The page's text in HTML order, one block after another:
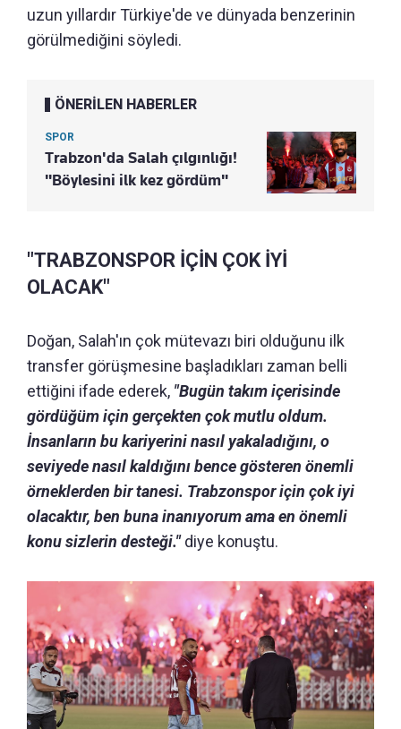
uzun yıllardır Türkiye'de ve dünyada benzerinin
görülmediğini söyledi.
ÖNERİLEN HABERLER
SPOR
Trabzon'da Salah çılgınlığı!
"Böylesini ilk kez gördüm"
"TRABZONSPOR İÇİN ÇOK İYİ
OLACAK"
Doğan, Salah'ın çok mütevazı biri olduğunu ilk
transfer görüşmesine başladıkları zaman belli
ettiğini ifade ederek, "Bugün takım içerisinde
gördüğüm için gerçekten çok mutlu oldum.
İnsanların bu kariyerini nasıl yakaladığını, o
seviyede nasıl kaldığını bence gösteren önemli
örneklerden bir tanesi. Trabzonspor için çok iyi
olacaktır, ben buna inanıyorum ama en önemli
konu sizlerin desteği."diye konuştu.